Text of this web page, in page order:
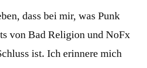
dass bei mir, was Punk
von Bad Religion und NoFx
ist. Ich erinnere mich